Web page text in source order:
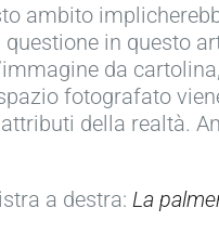
ambito
in questo
da
fotografato
della realtà.
a destra: La